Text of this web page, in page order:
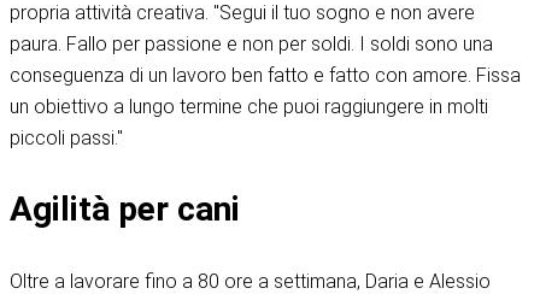
propria attività creativa. "Segui il tuo sogno e non avere
paura. Fallo per passione e non per soldi. I soldi sono una
conseguenza di un lavoro ben fatto e fatto con amore. Fissa
un obiettivo a lungo termine che puoi raggiungere in molti
piccoli passi."
Agilità per cani
Oltre a lavorare fino a 80 ore a settimana, Daria e Alessio